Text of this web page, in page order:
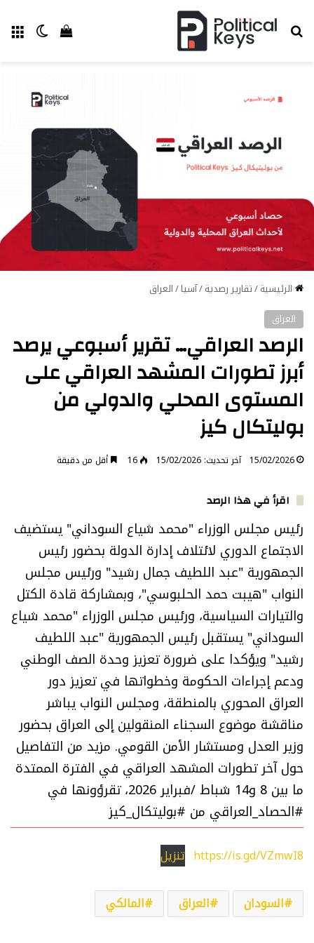
إستعراض بحث عن
الرئيسية/تقارير رصدية/آسيا/العراق
العراق
الرصد العراقي… تقرير أسبوعي يرصد
أبرز تطورات المشهد العراقي على
المستوى المحلي والدولي من
بوليتكال كيز
15/02/2026 آخر تحديث: 15/02/2026 16 أقل من دقيقة
اقرأ في هذا الرصد
رئيس مجلس الوزراء "محمد شياع السوداني" يستضيف
الاجتماع الدوري لائتلاف إدارة الدولة بحضور رئيس
الجمهورية "عبد اللطيف جمال رشيد" ورئيس مجلس
النواب "هيبت حمد الحلبوسي"، وبمشاركة قادة الكتل
والتيارات السياسية، ورئيس مجلس الوزراء "محمد شياع
السوداني" يستقبل رئيس الجمهورية "عبد اللطيف
رشيد" ويؤكدا على ضرورة تعزيز وحدة الصف الوطني
ودعم إجراءات الحكومة وخطواتها في تعزيز دور
العراق المحوري بالمنطقة، ومجلس النواب يباشر
مناقشة موضوع السجناء المنقولين إلى العراق بحضور
وزير العدل ومستشار الأمن القومي. مزيد من التفاصيل
حول آخر تطورات المشهد العراقي في الفترة الممتدة
ما بين 8 و14 شباط /فبراير 2026، تقرؤونها في
#الحصاد_العراقي من #بوليتكال_كيز
https://is.gd/VZmwI8 تنزيل
السودان العراق المالكي